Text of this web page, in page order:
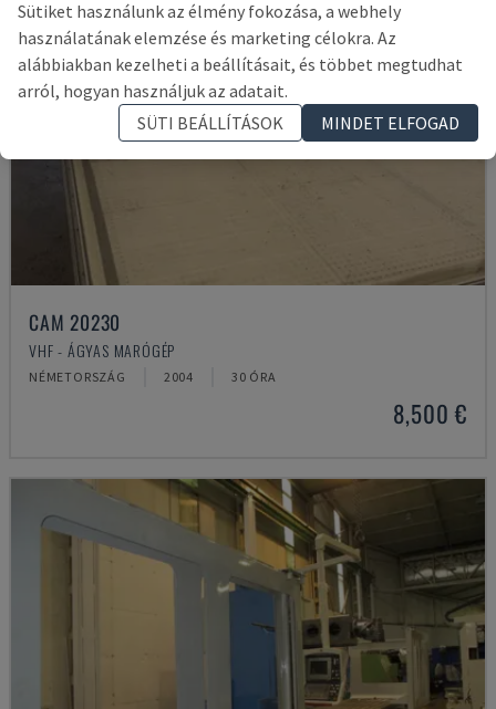
CAM 20230
VHF - ÁGYAS MARÓGÉP
NÉMETORSZÁG 2004 30 ÓRA
8,500 €
Sütiket használunk az élmény fokozása, a webhely
használatának elemzése és marketing célokra. Az
alábbiakban kezelheti a beállításait, és többet megtudhat
arról, hogyan használjuk az adatait.
SÜTI BEÁLLÍTÁSOK
MINDET ELFOGAD